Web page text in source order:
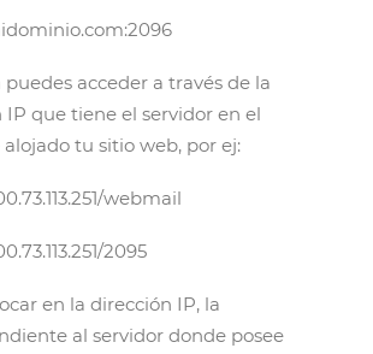
acceder a través de la
IP que tiene el servidor en el
alojado tu sitio web, por ej:
webmail
2095
en la dirección IP, la
al servidor donde posee